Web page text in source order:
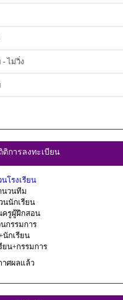
ไม่วิ่ง
ติการลงทะเบียน
โรงเรียน
นวนทีม
นนักเรียน
ครูผู้ฝึกสอน
กรรมการ
นักเรียน
ยน+กรรมการ
าศผลแล้ว